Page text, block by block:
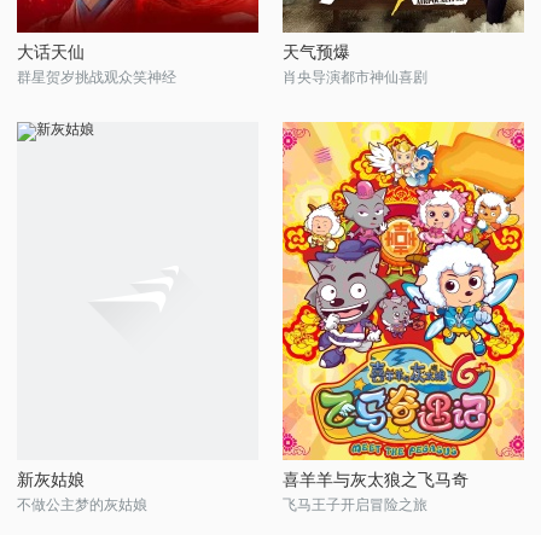
大话天仙
群星贺岁挑战观众笑神经
天气预爆
肖央导演都市神仙喜剧
新灰姑娘
不做公主梦的灰姑娘
喜羊羊与灰太狼之飞马奇
飞马王子开启冒险之旅